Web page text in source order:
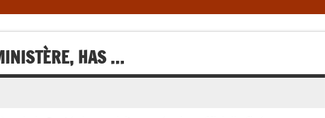
HAS …